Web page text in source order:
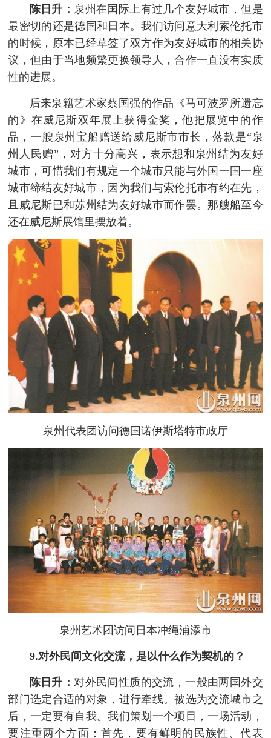
陈日升： 泉州在国际上有过几个友好城市，但是
最密切的还是德国和日本。我们访问意大利索伦托市
的时候，原本已经草签了双方作为友好城市的相关协
议，但由于当地频繁更换领导人，合作一直没有实质
性的进展。
后来泉籍艺术家蔡国强的作品《马可波罗所遗忘
的》在威尼斯双年展上获得金奖，他把展览中的作
品，一艘泉州宝船赠送给威尼斯市市长，落款是“泉
州人民赠”，对方十分高兴，表示想和泉州结为友好
城市，可惜我们有规定一个城市只能与外国一国一座
城市缔结友好城市，因为我们与索伦托市有约在先，
且威尼斯已和苏州结为友好城市而作罢。那艘船至今
还在威尼斯展馆里摆放着。
泉州代表团访问德国诺伊斯塔特市政厅
泉州艺术团访问日本冲绳浦添市
9.对外民间文化交流，是以什么作为契机的？
陈日升： 对外民间性质的交流，一般由两国外交
部门选定合适的对象，进行牵线。被选为交流城市之
后，一定要有自我。我们策划一个项目，一场活动，
要注重两个方面：首先，要有鲜明的民族性、代表